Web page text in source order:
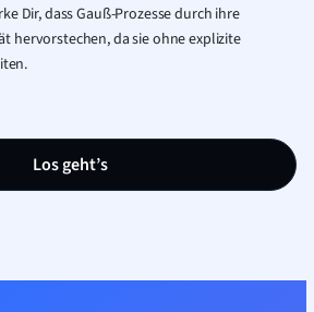
Dir, dass Gauß-Prozesse durch ihre
hervorstechen, da sie ohne explizite
Los geht’s